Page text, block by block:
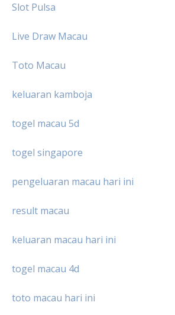
Slot Pulsa
Live Draw Macau
Toto Macau
keluaran kamboja
togel macau 5d
togel singapore
pengeluaran macau hari ini
result macau
keluaran macau hari ini
togel macau 4d
toto macau hari ini